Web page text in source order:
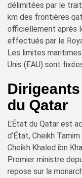
délimitées par le
km des frontières
officiellement après
effectués par le
Les limites
Unis (EAU) sont
du Qatar
L’État du Qatar est
d’État, Cheikh
Cheikh Khaled ibn
Premier ministre
repose sur la